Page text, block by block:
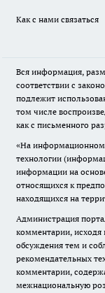
Как с нами связаться
Вся информация,
соответствии с
подлежит
том числе
как с письменного
«На информационном
технологии
информации на
относящихся к
находящихся на
Администрация
комментарии, исходя
обсуждения тем и
рекомендательных
комментарии,
межнациональную